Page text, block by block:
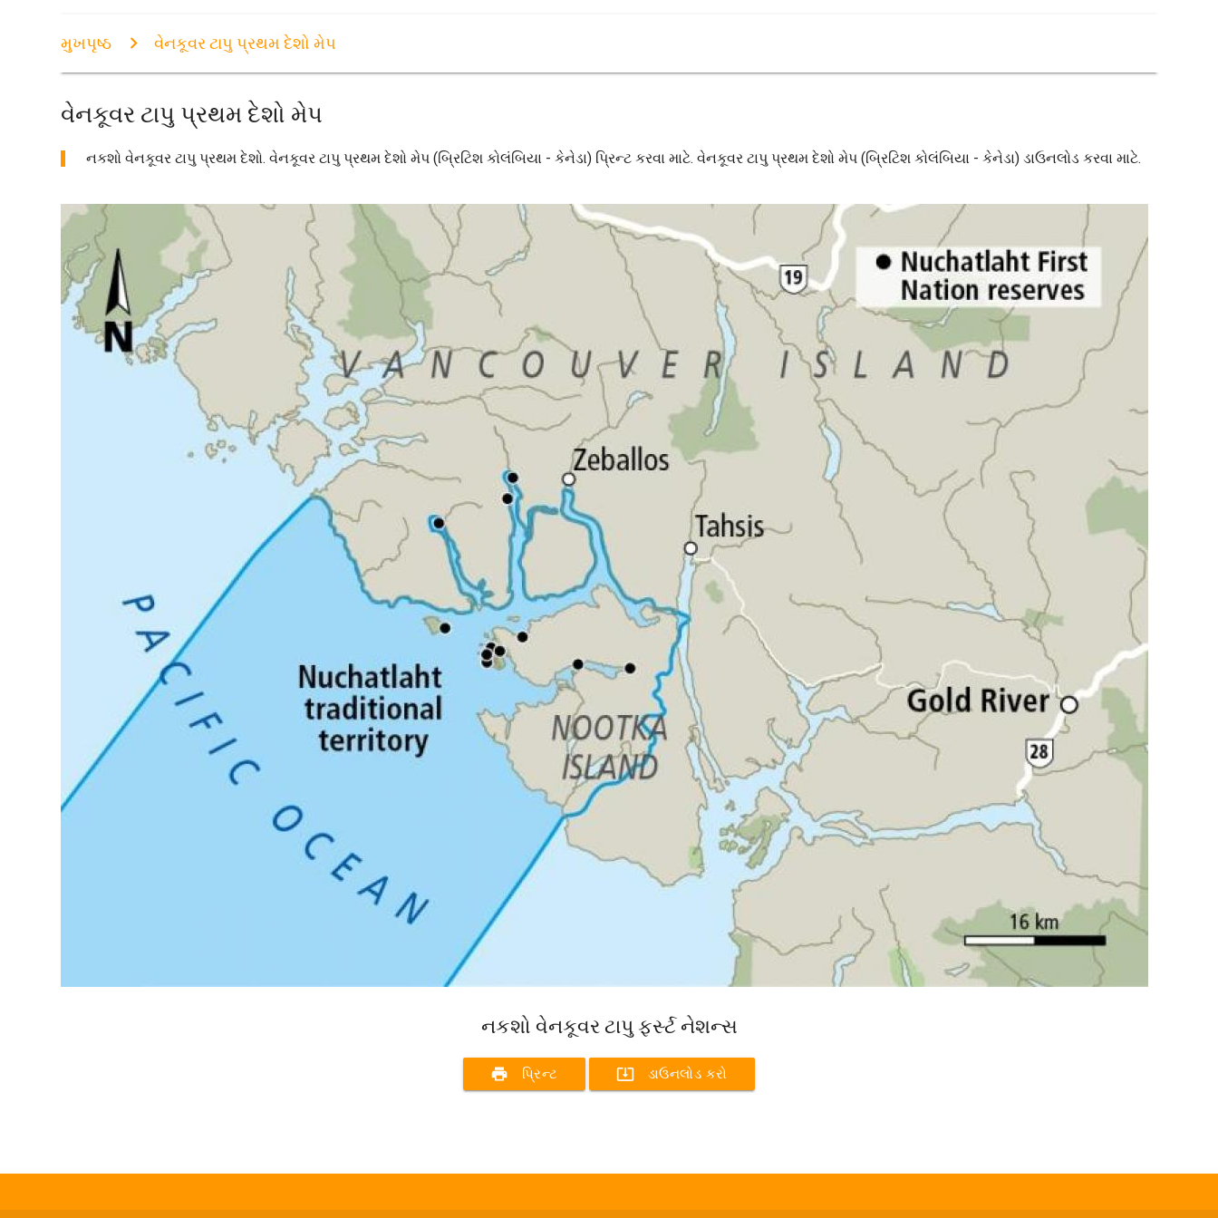
મુખપૃષ્ઠ વેનકૂવર ટાપુ પ્રથમ દેશો મેપ
વેનકૂવર ટાપુ પ્રથમ દેશો મેપ
નકશો વેનકૂવર ટાપુ પ્રથમ દેશો. વેનકૂવર ટાપુ પ્રથમ દેશો મેપ (બ્રિટિશ કોલંબિયા - કેનેડા) પ્રિન્ટ કરવા માટે. વેનકૂવર ટાપુ પ્રથમ દેશો મેપ (બ્રિટિશ કોલંબિયા - કેનેડા) ડાઉનલોડ કરવા માટે.
નકશો વેનકૂવર ટાપુ ફર્સ્ટ નેશન્સ
print પ્રિન્ટ system_update_alt ડાઉનલોડ કરો